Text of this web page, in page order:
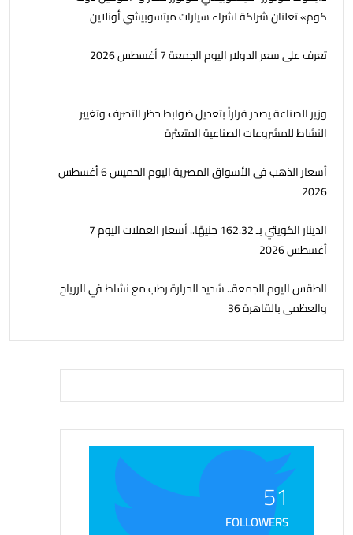
كوم» تعلنان شراكة لشراء سيارات ميتسوبيشي أونلاين
تعرف على سعر الدولار اليوم الجمعة 7 أغسطس 2026
وزير الصناعة يصدر قراراً بتعديل ضوابط حظر التصرف وتغيير
النشاط للمشروعات الصناعية المتعثرة
أسعار الذهب فى الأسواق المصرية اليوم الخميس 6 أغسطس
2026
الدينار الكويتي بـ 162.32 جنيهًا.. أسعار العملات اليوم 7
أغسطس 2026
الطقس اليوم الجمعة.. شديد الحرارة رطب مع نشاط في الررياح
والعظمى بالقاهرة 36
51
FOLLOWERS